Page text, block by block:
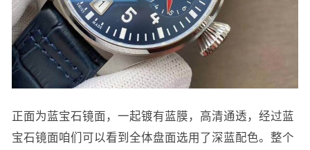
正面为蓝宝石镜面，一起镀有蓝膜，高清通透，经过蓝
宝石镜面咱们可以看到全体盘面选用了深蓝配色。整个